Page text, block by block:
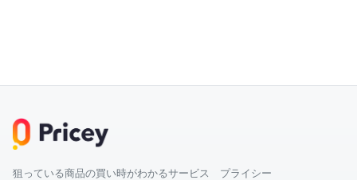
狙っている商品の買い時がわかるサービス プライシー